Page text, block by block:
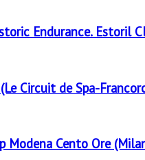
Endurance. Estoril
Circuit de Spa-
Modena Cento Ore